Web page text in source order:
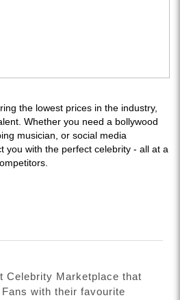
the lowest prices in the industry,
Whether you need a bollywood
musician, or social media
you with the perfect celebrity - all at a
Celebrity Marketplace that
with their favourite